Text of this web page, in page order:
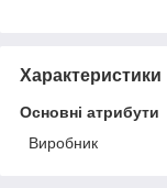
Характеристики
Основні атрибути
Виробник